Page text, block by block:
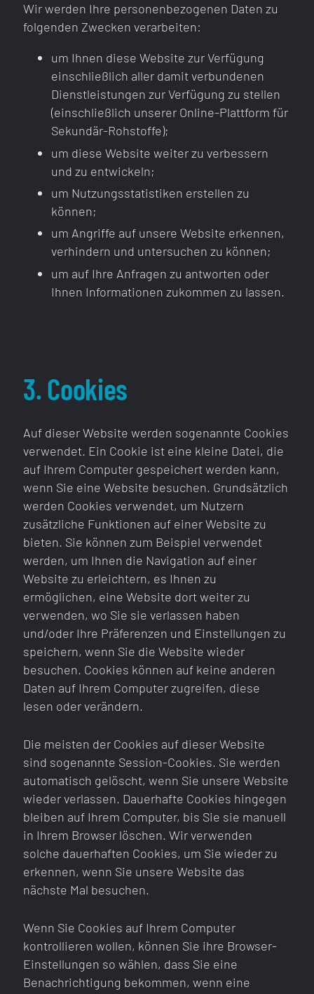
Wir werden Ihre personenbezogenen Daten zu
folgenden Zwecken verarbeiten:
um Ihnen diese Website zur Verfügung
einschließlich aller damit verbundenen
Dienstleistungen zur Verfügung zu stellen
(einschließlich unserer Online-Plattform für
Sekundär-Rohstoffe);
um diese Website weiter zu verbessern
und zu entwickeln;
um Nutzungsstatistiken erstellen zu
können;
um Angriffe auf unsere Website erkennen,
verhindern und untersuchen zu können;
um auf Ihre Anfragen zu antworten oder
Ihnen Informationen zukommen zu lassen.
3. Cookies
Auf dieser Website werden sogenannte Cookies
verwendet. Ein Cookie ist eine kleine Datei, die
auf Ihrem Computer gespeichert werden kann,
wenn Sie eine Website besuchen. Grundsätzlich
werden Cookies verwendet, um Nutzern
zusätzliche Funktionen auf einer Website zu
bieten. Sie können zum Beispiel verwendet
werden, um Ihnen die Navigation auf einer
Website zu erleichtern, es Ihnen zu
ermöglichen, eine Website dort weiter zu
verwenden, wo Sie sie verlassen haben
und/oder Ihre Präferenzen und Einstellungen zu
speichern, wenn Sie die Website wieder
besuchen. Cookies können auf keine anderen
Daten auf Ihrem Computer zugreifen, diese
lesen oder verändern.
Die meisten der Cookies auf dieser Website
sind sogenannte Session-Cookies. Sie werden
automatisch gelöscht, wenn Sie unsere Website
wieder verlassen. Dauerhafte Cookies hingegen
bleiben auf Ihrem Computer, bis Sie sie manuell
in Ihrem Browser löschen. Wir verwenden
solche dauerhaften Cookies, um Sie wieder zu
erkennen, wenn Sie unsere Website das
nächste Mal besuchen.
Wenn Sie Cookies auf Ihrem Computer
kontrollieren wollen, können Sie ihre Browser-
Einstellungen so wählen, dass Sie eine
Benachrichtigung bekommen, wenn eine